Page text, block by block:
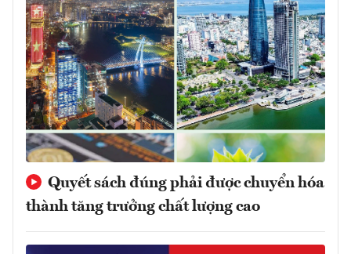
Quyết sách đúng phải được chuyển hóa
thành tăng trưởng chất lượng cao